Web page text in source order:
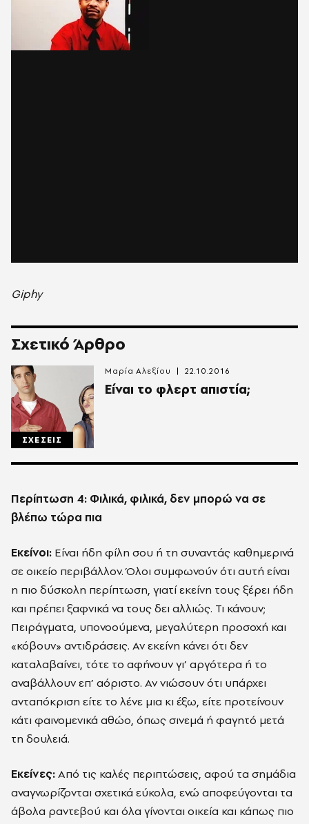
Giphy
Σχετικό Άρθρο
ΣΧΕΣΕΙΣ
Είναι το φλερτ απιστία;
Μαρία Αλεξίου 22.10.2016
Περίπτωση 4: Φιλικά, φιλικά, δεν μπορώ να σε
βλέπω τώρα πια
Εκείνοι: Είναι ήδη φίλη σου ή τη συναντάς καθημερινά
σε οικείο περιβάλλον. Όλοι συμφωνούν ότι αυτή είναι
η πιο δύσκολη περίπτωση, γιατί εκείνη τους ξέρει ήδη
και πρέπει ξαφνικά να τους δει αλλιώς. Τι κάνουν;
Πειράγματα, υπονοούμενα, μεγαλύτερη προσοχή και
«κόβουν» αντιδράσεις. Αν εκείνη κάνει ότι δεν
καταλαβαίνει, τότε το αφήνουν γι’ αργότερα ή το
αναβάλλουν επ’ αόριστο. Αν νιώσουν ότι υπάρχει
ανταπόκριση είτε το λένε μια κι έξω, είτε προτείνουν
κάτι φαινομενικά αθώο, όπως σινεμά ή φαγητό μετά
τη δουλειά.
Εκείνες:Από τις καλές περιπτώσεις, αφού τα σημάδια
αναγνωρίζονται σχετικά εύκολα, ενώ αποφεύγονται τα
άβολα ραντεβού και όλα γίνονται οικεία και κάπως πιο